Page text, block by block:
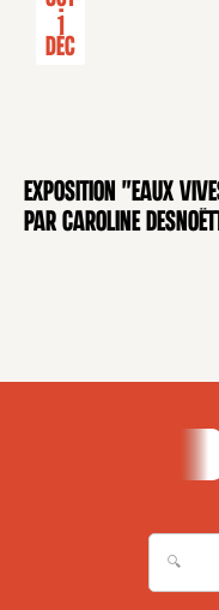
EXPOSITION
-
1
Déc
Exposition "Eaux
par Caroline